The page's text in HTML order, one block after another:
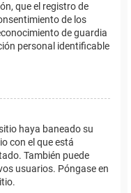
que el registro de
de los
de guardia
personal identificable
haya baneado su
con el que está
También puede
usuarios. Póngase en